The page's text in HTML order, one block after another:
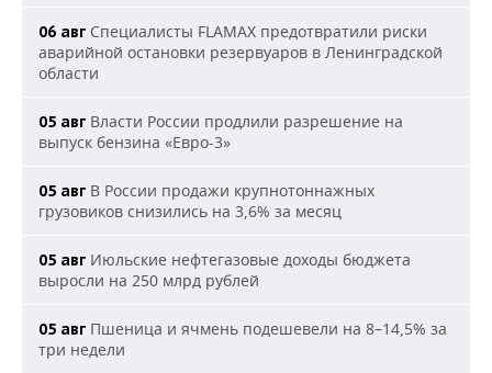
06 авг Специалисты FLAMAX предотвратили риски
аварийной остановки резервуаров в Ленинградской
области
05 авг Власти России продлили разрешение на
выпуск бензина «Евро-3»
05 авг В России продажи крупнотоннажных
грузовиков снизились на 3,6% за месяц
05 авг Июльские нефтегазовые доходы бюджета
выросли на 250 млрд рублей
05 авг Пшеница и ячмень подешевели на 8–14,5% за
три недели